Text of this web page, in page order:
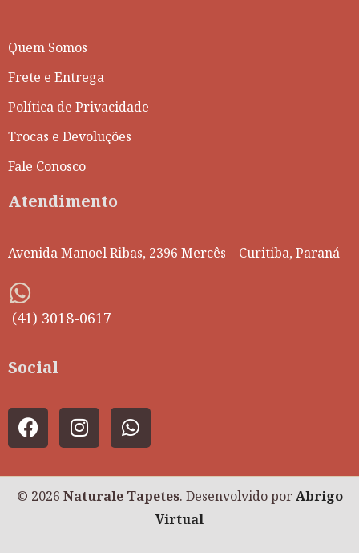
Quem Somos
Frete e Entrega
Política de Privacidade
Trocas e Devoluções
Fale Conosco
Atendimento
Avenida Manoel Ribas, 2396 Mercês – Curitiba, Paraná
(41) 3018-0617
Social
© 2026 Naturale Tapetes. Desenvolvido porAbrigo
Virtual